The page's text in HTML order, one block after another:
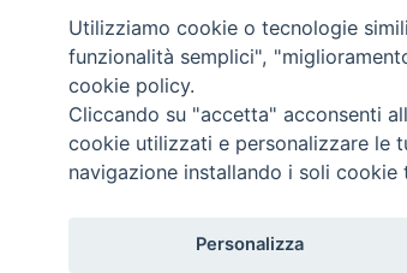
Dove siamo
Via Lorenzo Da Ponte, 116
31029 Vittorio Veneto (Treviso)
Utilizziamo cookie o tecnologie
funzionalità semplici",
cookie policy.
Cliccando su "accetta" acconsenti
cookie utilizzati e personalizzare le
navigazione installando i soli
Personalizza